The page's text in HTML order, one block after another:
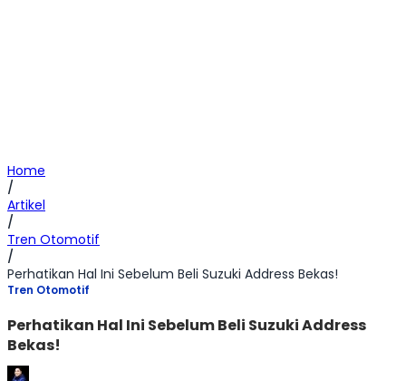
Home
/
Artikel
/
Tren Otomotif
/
Perhatikan Hal Ini Sebelum Beli Suzuki Address Bekas!
Tren Otomotif
Perhatikan Hal Ini Sebelum Beli Suzuki Address
Bekas!